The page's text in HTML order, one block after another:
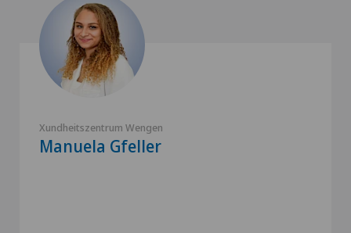
Xundheitszentrum Wengen
Manuela Gfeller